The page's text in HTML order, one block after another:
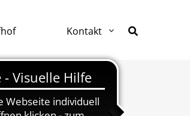
Kontakt